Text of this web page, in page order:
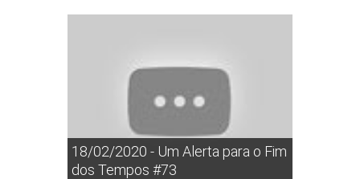
18/02/2020 - Um Alerta para o Fim
dos Tempos #73